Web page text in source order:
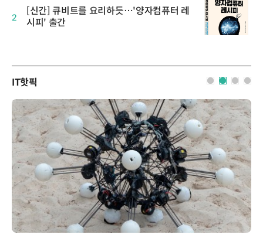
2
[신간] 큐비트를 요리하듯…'양자컴퓨터 레
시피' 출간
IT핫픽